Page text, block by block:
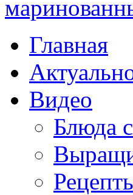
Главная
Видео
Блюда